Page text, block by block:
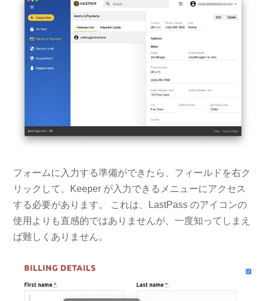
フォームに入力する準備ができたら、フィールドを右ク
リックして、Keeper が入力できるメニューにアクセス
する必要があります。 これは、LastPass のアイコンの
使用よりも直感的ではありませんが、一度知ってしまえ
ば難しくありません。